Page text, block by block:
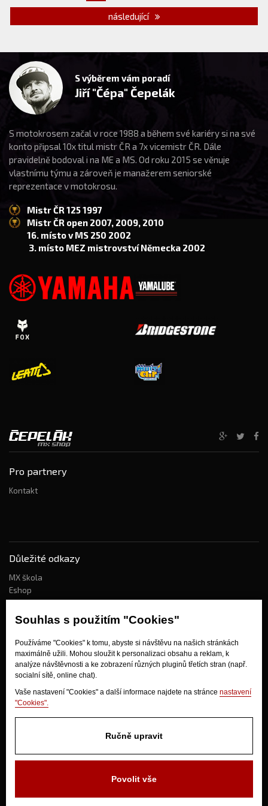
Souhlas s použitím "Cookies"
Používáme "Cookies" k tomu, abyste si návštěvu na našich stránkách
maximálně užili. Mohou sloužit k personalizaci obsahu a reklam, k
analýze návštěvnosti a ke zobrazení různých pluginů třetích stran (např.
socialní sítě, online chat).
Vaše nastavení "Cookies" a další informace najdete na stránce nastavení
"Cookies".
Ručně upravit
Povolit vše
následující
S výběrem vám poradí
Jiří "Čépa" Čepelák
S motokrosem začal v roce 1988 a během své kariéry si na své
konto připsal 10x titul mistr ČR a 7x vicemistr ČR. Dále
pravidelně bodoval i na ME a MS. Od roku 2015 se věnuje
vlastnímu týmu a zároveň je manažerem seniorské
reprezentace v motokrosu.
Mistr ČR 125 1997
Mistr ČR open 2007, 2009, 2010
16. místo v MS 250 2002
3. místo MEZ mistrovství Německa 2002
Pro partnery
Kontakt
Důležité odkazy
MX škola
Eshop
Kdo jsme?
Jak nakupovat?
Obchodní podmínky
Doprava
Odstoupení od kupní smlouvy
280 02 Kolín